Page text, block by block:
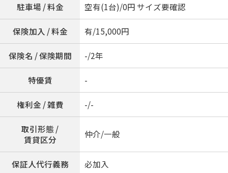
駐車場 / 料金 空有(1台)/0円 サイズ要確認
保険加入 / 料金 有/15,000円
保険名 / 保険期間 -/2年
特優賃 -
権利金 / 雑費 -/-
取引形態 /
賃貸区分
仲介/一般
保証人代行義務 必加入